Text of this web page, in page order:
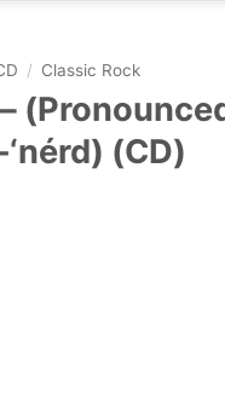
/ Classic Rock
‘nérd) (CD)